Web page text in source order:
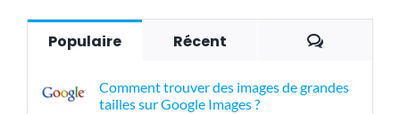
Populaire Récent
Comment trouver des images de grandes
tailles sur Google Images ?